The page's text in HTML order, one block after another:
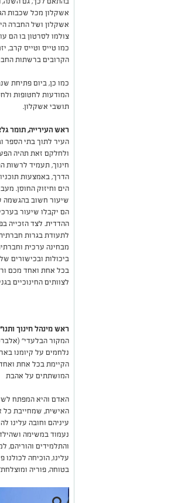
אשקלון מכל שכבות
אשקלון ושל החברה
צולמו לסרטון בו הם
כמו טייס וטייס קרב,
הקרובים ברשתות
כמו כן, ביום פתיחת
המודעות לחטופות
תושבי אשקלון.
ראש העירייה, תומר
העיר לתוך בתי הספר
ולחלקם זאת תהיה
חינוך, תעמיד לרשות
הדרך, באמצעות
הים וחיזוק החוסן.
שיעור חשוב בהגשמה
הם יקבלו שיעור
ההדדית. לצד הזכייה
לתעודת בגרות
מבחינה ערכית
ביכולות ובכישורים
בכל אחת ואחד מכם
לצוותים החינוכיים
ראש מינהל חינוך
המקור הבלעדי"
נלחמים על קיומנו
הקיימת בכל אחת
המושתתים על אהבת
האדם והיא המפתח
האישית, שמחייבת כל
עיניהם וחובה עלינו
נעמוד במשימה
והתלמידים והוריהם,
עלינו, הוכיחה
בטוחה, פוריה